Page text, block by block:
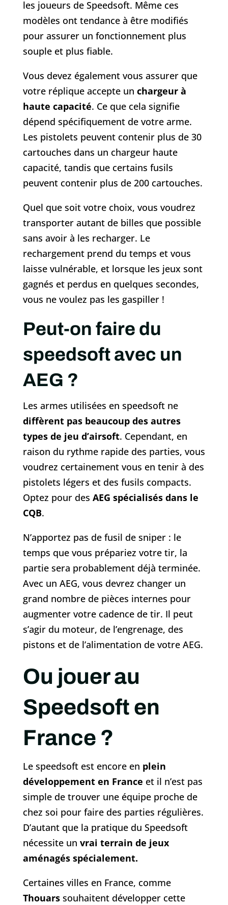
les joueurs de Speedsoft. Même ces
modèles ont tendance à être modifiés
pour assurer un fonctionnement plus
souple et plus fiable.
Vous devez également vous assurer que
votre réplique accepte un chargeur à
haute capacité. Ce que cela signifie
dépend spécifiquement de votre arme.
Les pistolets peuvent contenir plus de 30
cartouches dans un chargeur haute
capacité, tandis que certains fusils
peuvent contenir plus de 200 cartouches.
Quel que soit votre choix, vous voudrez
transporter autant de billes que possible
sans avoir à les recharger. Le
rechargement prend du temps et vous
laisse vulnérable, et lorsque les jeux sont
gagnés et perdus en quelques secondes,
vous ne voulez pas les gaspiller !
Peut-on faire du
speedsoft avec un
AEG ?
Les armes utilisées en speedsoft ne
diffèrent pas beaucoup des autres
types de jeu d’airsoft. Cependant, en
raison du rythme rapide des parties, vous
voudrez certainement vous en tenir à des
pistolets légers et des fusils compacts.
Optez pour des AEG spécialisés dans le
CQB.
N’apportez pas de fusil de sniper : le
temps que vous prépariez votre tir, la
partie sera probablement déjà terminée.
Avec un AEG, vous devrez changer un
grand nombre de pièces internes pour
augmenter votre cadence de tir. Il peut
s’agir du moteur, de l’engrenage, des
pistons et de l’alimentation de votre AEG.
Ou jouer au
Speedsoft en
France ?
Le speedsoft est encore en plein
développement en France et il n’est pas
simple de trouver une équipe proche de
chez soi pour faire des parties régulières.
D’autant que la pratique du Speedsoft
nécessite un vrai terrain de jeux
aménagés spécialement.
Certaines villes en France, comme
Thouarssouhaitent développer cette